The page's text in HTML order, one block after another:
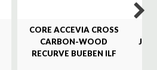
CORE ACCEVIA CROSS
CARBON-WOOD
RECURVE BUEBEN ILF